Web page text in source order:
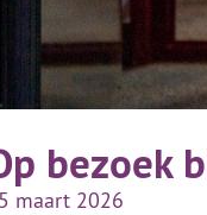
bezoek
maart 2026